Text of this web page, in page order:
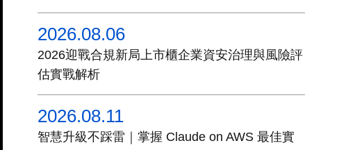
2026.08.06
2026迎戰合規新局上市櫃企業資安治理與風險評
估實戰解析
2026.08.11
智慧升級不踩雷｜掌握 Claude on AWS 最佳實